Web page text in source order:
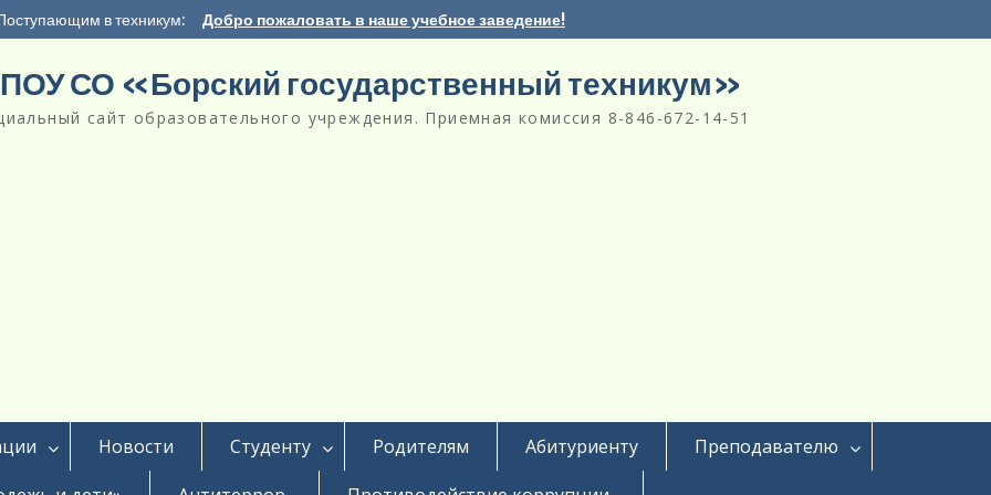
в техникум: Добро пожаловать в наше учебное заведение!
СО «Борский государственный техникум»
сайт образовательного учреждения. Приемная комиссия 8-846-672-14-51
Новости Студенту Родителям Абитуриенту
Преподавателю